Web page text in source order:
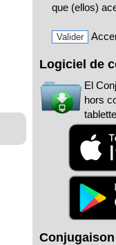
que (ellos)
Logiciel de
El
hors